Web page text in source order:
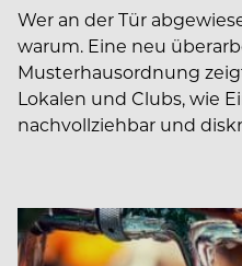
Wer an der Tür
warum. Eine neu
Musterhausordnung
Lokalen und Clubs, wie
nachvollziehbar und